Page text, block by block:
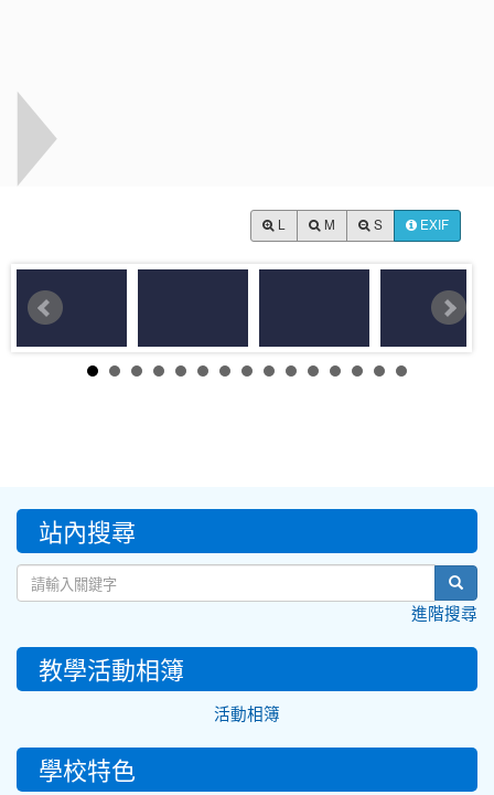
M S EXIF
::: 站內搜尋
進階搜尋
教學活動相簿
活動相簿
學校特色